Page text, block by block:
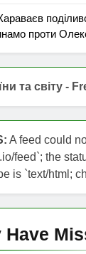
проти
та світу -
A feed could
feed`; the
is `text/html;
Have